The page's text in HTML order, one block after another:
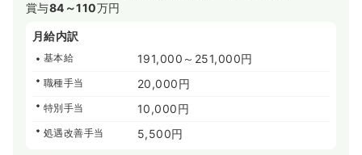
賞与84～110万円
月給内訳
基本給 191,000～251,000円
職種手当 20,000円
特別手当 10,000円
処遇改善手当 5,500円